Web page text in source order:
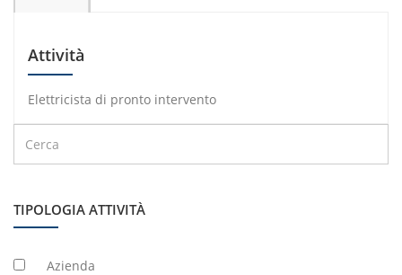
Attività
Elettricista di pronto intervento
TIPOLOGIA ATTIVITÀ
Azienda